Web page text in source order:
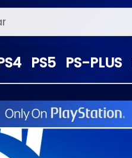
PS5 PS-PLUS